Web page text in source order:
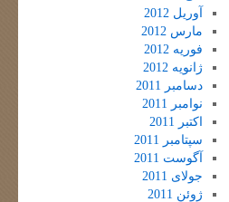
آوریل 2012
مارس 2012
فوریه 2012
ژانویه 2012
دسامبر 2011
نوامبر 2011
اکتبر 2011
سپتامبر 2011
آگوست 2011
جولای 2011
ژوئن 2011